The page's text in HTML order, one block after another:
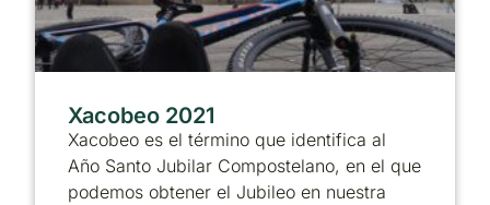
Xacobeo 2021
Xacobeo es el término que identifica al
Año Santo Jubilar Compostelano, en el que
podemos obtener el Jubileo en nuestra